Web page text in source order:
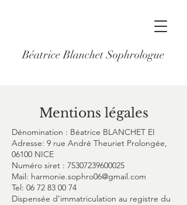
Béatrice Blanchet Sophrologue
Mentions légales
Dénomination : Béatrice BLANCHET EI
Adresse: 9 rue André Theuriet Prolongée,
06100 NICE
Numéro siret : 75307239600025
Mail: harmonie.sophro06@gmail.com
Tel: 06 72 83 00 74
Dispensée d’immatriculation au registre du